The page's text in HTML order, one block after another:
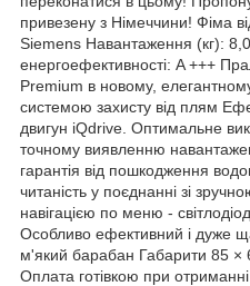
привезену з Німеччини! Фіма
Siemens Навантаження (кг):
енергоефективності: A +++
Premium в новому,
системою захисту від плям
двигун iQdrive. Оптимальне
точному виявленню
гарантія від пошкодження
читаність у поєднанні зі
навігацією по меню -
Особливо ефективний і дуже
м'який барабан Габарити 85
Оплата готівкою при